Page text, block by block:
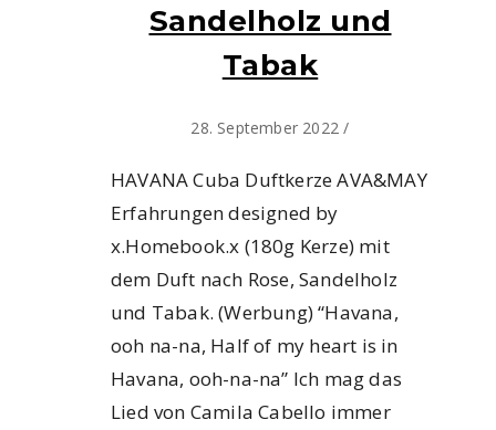
Sandelholz und
Tabak
28. September 2022 /
HAVANA Cuba Duftkerze AVA&MAY
Erfahrungen designed by
x.Homebook.x (180g Kerze) mit
dem Duft nach Rose, Sandelholz
und Tabak. (Werbung) “Havana,
ooh na-na, Half of my heart is in
Havana, ooh-na-na” Ich mag das
Lied von Camila Cabello immer